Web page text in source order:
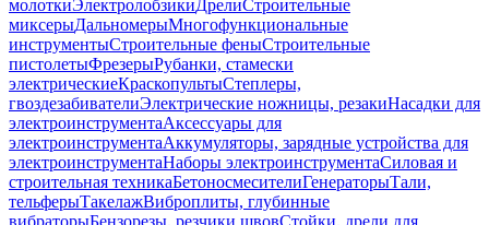
молоткиЭлектролобзикиДрелиСтроительные
миксерыДальномерыМногофункциональные
инструментыСтроительные феныСтроительные
пистолетыФрезерыРубанки, стамески
электрическиеКраскопультыСтеплеры,
гвоздезабивателиЭлектрические ножницы, резакиНасадки для
электроинструментаАксессуары для
электроинструментаАккумуляторы, зарядные устройства для
электроинструментаНаборы электроинструментаСиловая и
строительная техникаБетоносмесителиГенераторыТали,
тельферыТакелажВиброплиты, глубинные
вибраторыБензорезы, резчики швовСтойки, дрели для